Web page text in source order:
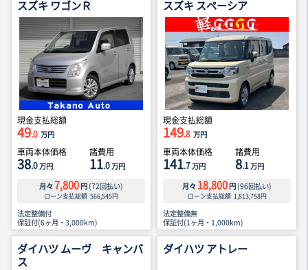
スズキ ワゴンＲ
現金支払総額
49.0 万円
車両本体価格
38.0万円
諸費用
11.0万円
月々 7,800 円 (72回払い)
ローン支払総額 566,545円
法定整備付
保証付(6ヶ月・3,000km)
スズキ スペーシア
現金支払総額
149.8 万円
車両本体価格
141.7万円
諸費用
8.1万円
月々 18,800 円 (96回払い)
ローン支払総額 1,813,758円
法定整備無
保証付(1ヶ月・1,000km)
ダイハツ ムーヴ キャンバ
ス
ダイハツ アトレー